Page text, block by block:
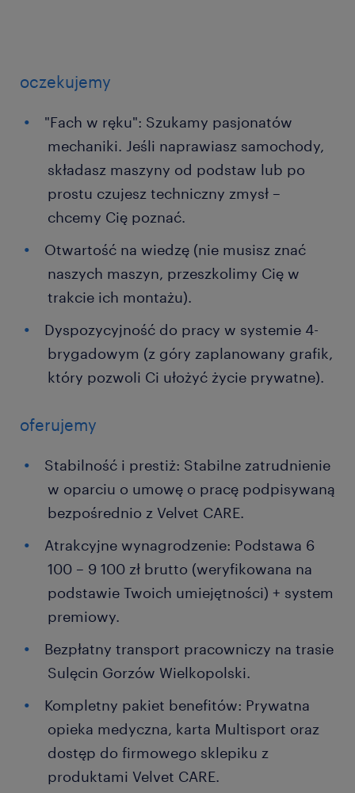
oczekujemy
"Fach w ręku": Szukamy pasjonatów
mechaniki. Jeśli naprawiasz samochody,
składasz maszyny od podstaw lub po
prostu czujesz techniczny zmysł –
chcemy Cię poznać.
Otwartość na wiedzę (nie musisz znać
naszych maszyn, przeszkolimy Cię w
trakcie ich montażu).
Dyspozycyjność do pracy w systemie 4-
brygadowym (z góry zaplanowany grafik,
który pozwoli Ci ułożyć życie prywatne).
oferujemy
Stabilność i prestiż: Stabilne zatrudnienie
w oparciu o umowę o pracę podpisywaną
bezpośrednio z Velvet CARE.
Atrakcyjne wynagrodzenie: Podstawa 6
100 – 9 100 zł brutto (weryfikowana na
podstawie Twoich umiejętności) + system
premiowy.
Bezpłatny transport pracowniczy na trasie
Sulęcin Gorzów Wielkopolski.
Kompletny pakiet benefitów: Prywatna
opieka medyczna, karta Multisport oraz
dostęp do firmowego sklepiku z
produktami Velvet CARE.